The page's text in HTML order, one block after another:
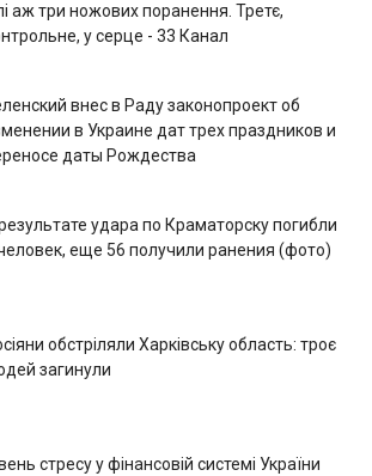
аж три ножових поранення. Третє,
у серце - 33 Канал
внес в Раду законопроект об
в Украине дат трех праздников и
даты Рождества
удара по Краматорску погибли
еще 56 получили ранения (фото)
обстріляли Харківську область: троє
загинули
стресу у фінансовій системі України